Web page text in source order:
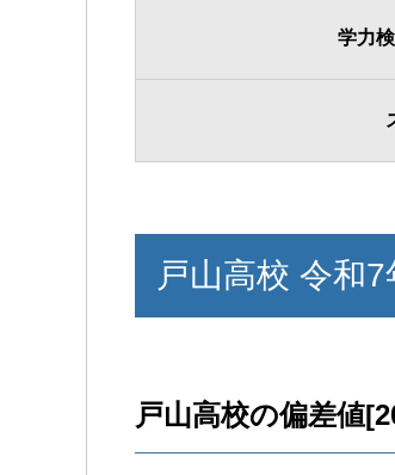
学力
戸山高校 令和
戸山高校の偏差値